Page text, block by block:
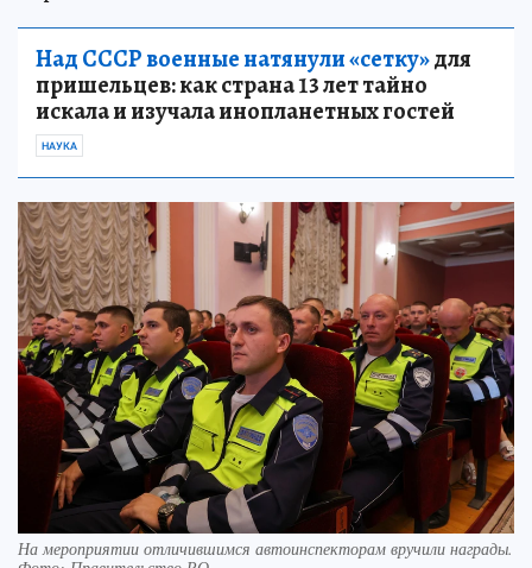
Над СССР военные натянули «сетку»для
пришельцев: как страна 13 лет тайно
искала и изучала инопланетных гостей
НАУКА
На мероприятии отличившимся автоинспекторам вручили награды.